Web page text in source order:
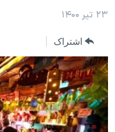
جهشورزشی
ویدیوها
فرهنگ و زندگی
حقوق شهروندی
جام جهانی ۲۰۲۶
بایگانی برنامه‌های تلویزیونی
مستندها
انتخابات ریاست جمهوری آمریکا
فرکانس‌های صدای آمریکا
پخش رادیویی
یادگیری زبان انگلیسی
دنبال کنید
۲۳ تیر ۱۴۰۰
اشتراک